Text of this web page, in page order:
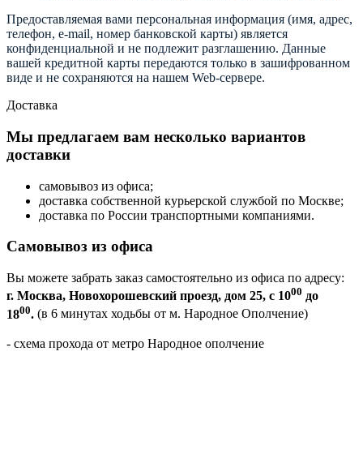
Предоставляемая вами персональная информация (имя, адрес,
телефон, e-mail, номер банковской карты) является
конфиденциальной и не подлежит разглашению. Данные
вашей кредитной карты передаются только в зашифрованном
виде и не сохраняются на нашем Web-сервере.
Доставка
Мы предлагаем вам несколько вариантов
доставки
самовывоз из офиса;
доставка собственной курьерской службой по Москве;
доставка по России транспортными компаниями.
Самовывоз из офиса
Вы можете забрать заказ самостоятельно из офиса по адресу:
г. Москва, Новохорошевский проезд, дом 25, с 1000 до
1800. (в 6 минутах ходьбы от м. Народное Ополчение)
- схема прохода от метро Народное ополчение